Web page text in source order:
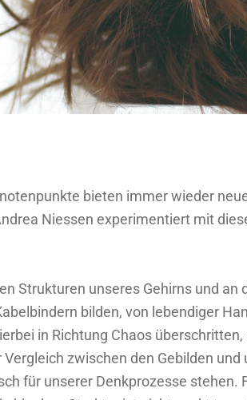
bieten immer wieder
Niessen experimentiert mit
Strukturen unseres Gehirns und an
bilden, von lebendiger
in Richtung Chaos
zwischen den Gebilden
für unserer Denkprozesse stehen.